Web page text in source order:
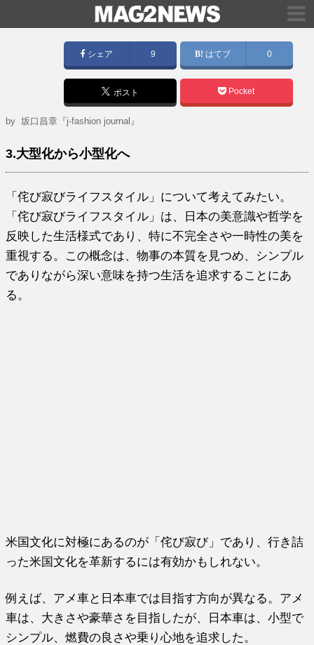
シェア 9 はてブ 0
ポスト Pocket
by坂口昌章『j-fashion journal』
3.大型化から小型化へ
「侘び寂びライフスタイル」について考えてみたい。
「侘び寂びライフスタイル」は、日本の美意識や哲学を
反映した生活様式であり、特に不完全さや一時性の美を
重視する。この概念は、物事の本質を見つめ、シンプル
でありながら深い意味を持つ生活を追求することにあ
る。
米国文化に対極にあるのが「侘び寂び」であり、行き詰
った米国文化を革新するには有効かもしれない。
例えば、アメ車と日本車では目指す方向が異なる。アメ
車は、大きさや豪華さを目指したが、日本車は、小型で
シンプル、燃費の良さや乗り心地を追求した。